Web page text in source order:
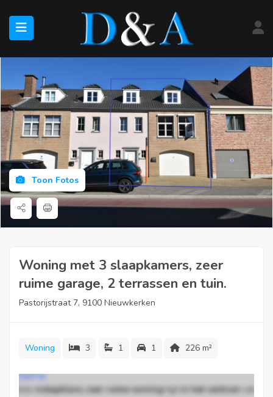
(Te Koop)
(Te Huur)
Toon Fotos
Woning met 3 slaapkamers, zeer
ruime garage, 2 terrassen en tuin.
Pastorijstraat 7, 9100 Nieuwkerken
Woning 3 1 1 226 m²
Ligging:
Deze instapklare, zeer ruime woningligt in het centrum van